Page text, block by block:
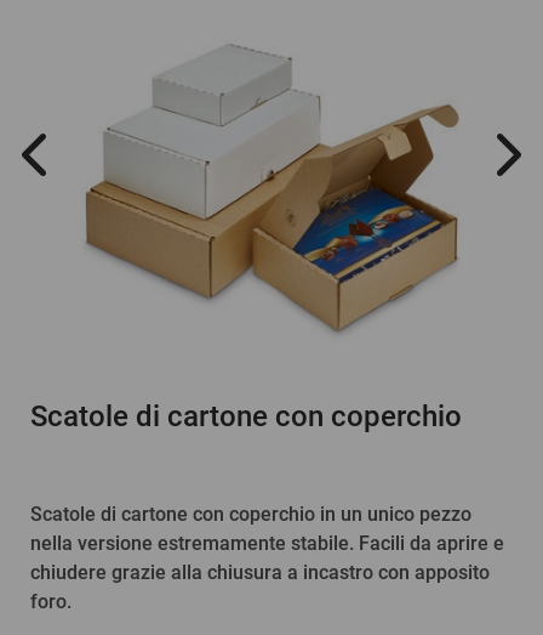
Scatole di cartone con coperchio
Scatole di cartone con coperchio in un unico pezzo
nella versione estremamente stabile. Facili da aprire e
chiudere grazie alla chiusura a incastro con apposito
foro.